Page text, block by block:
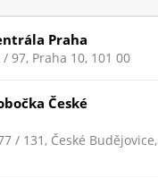
Praha
97, Praha 10, 101 00
České
/ 131, České Budějovice,